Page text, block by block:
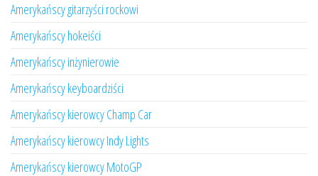
Amerykańscy gitarzyści rockowi
Amerykańscy hokeiści
Amerykańscy inżynierowie
Amerykańscy keyboardziści
Amerykańscy kierowcy Champ Car
Amerykańscy kierowcy Indy Lights
Amerykańscy kierowcy MotoGP